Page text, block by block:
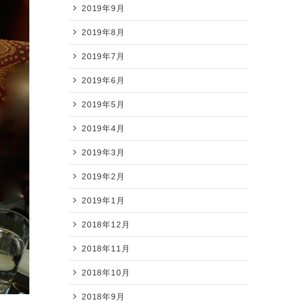
2019年9月
2019年8月
2019年7月
2019年6月
2019年5月
2019年4月
2019年3月
2019年2月
2019年1月
2018年12月
2018年11月
2018年10月
2018年9月